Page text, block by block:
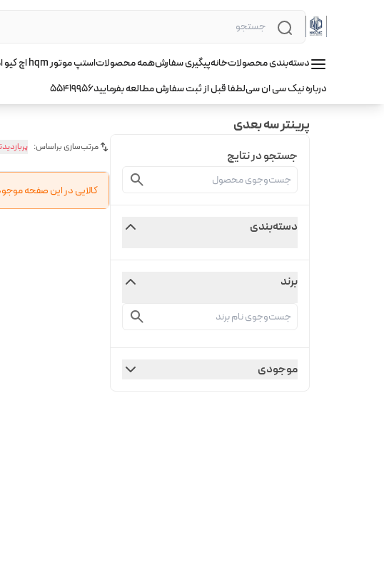
دسته‌بندی محصولاتخانهپیگیری سفارشهمه محصولاتاستپ موتور hqm اچ کیو ام
درباره نیک سی ان سیلطفا قبل از ثبت سفارش مطالعه بفرمایید55419956
پرینتر سه بعدی
جستجو در نتایج
دسته‌بندی
برند
موجودی
مرتب‌سازی براساس:
کالایی در این صفحه